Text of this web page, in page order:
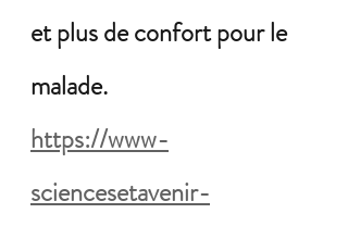
et plus de confort pour le
malade.
https://www-
sciencesetavenir-